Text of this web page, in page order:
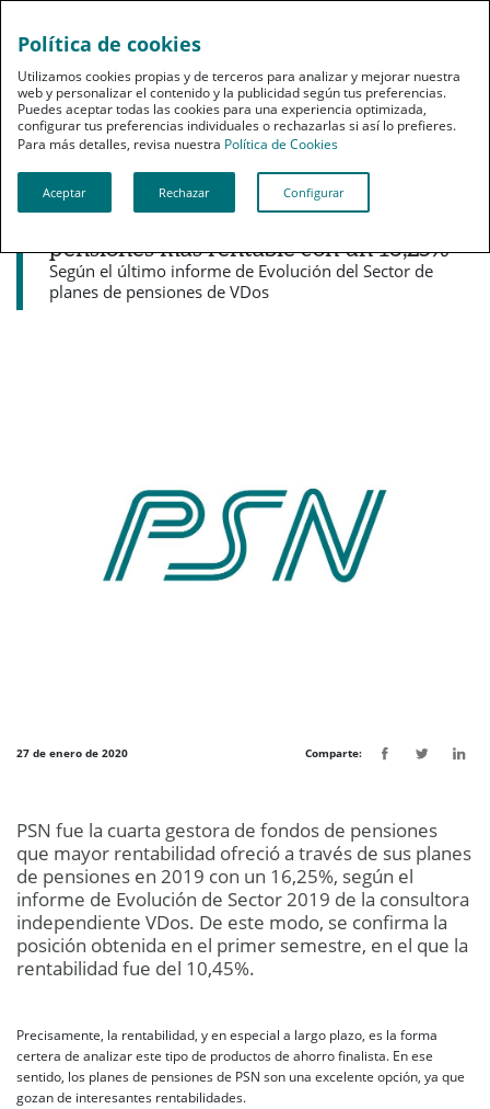
Noticias destacadas
PSN cerró 2019 como cuarta gestora de
pensiones más rentable con un 16,25%
Según el último informe de Evolución del Sector de
planes de pensiones de VDos
27 de enero de 2020 Comparte:
PSN fue la cuarta gestora de fondos de pensiones
que mayor rentabilidad ofreció a través de sus planes
de pensiones en 2019 con un 16,25%, según el
informe de Evolución de Sector 2019 de la consultora
independiente VDos. De este modo, se confirma la
posición obtenida en el primer semestre, en el que la
rentabilidad fue del 10,45%.
Precisamente, la rentabilidad, y en especial a largo plazo, es la forma
certera de analizar este tipo de productos de ahorro finalista. En ese
sentido, los planes de pensiones de PSN son una excelente opción, ya que
gozan de interesantes rentabilidades.
Política de cookies
Utilizamos cookies propias y de terceros para analizar y mejorar nuestra
web y personalizar el contenido y la publicidad según tus preferencias.
Puedes aceptar todas las cookies para una experiencia optimizada,
configurar tus preferencias individuales o rechazarlas si así lo prefieres.
Para más detalles, revisa nuestra Política de Cookies
Aceptar Rechazar Configurar